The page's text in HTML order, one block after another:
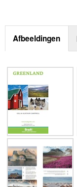
Afbeeldingen